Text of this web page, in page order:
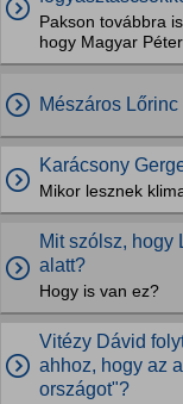
Pakson továbbra
hogy Magyar
Mészáros
Karácsony
Mikor lesznek
Mit szólsz, hogy
alatt?
Hogy is van ez?
Vitézy Dávid
ahhoz, hogy az
országot"?